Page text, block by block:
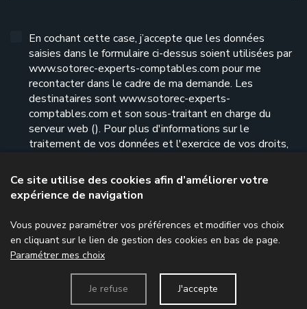
En cochant cette case, j’accepte que les données
saisies dans le formulaire ci-dessus soient utilisées par
www.sotorec-experts-comptables.com pour me
recontacter dans le cadre de ma demande. Les
destinataires sont www.sotorec-experts-
comptables.com et son sous-traitant en charge du
serveur web (). Pour plus d'informations sur le
traitement de vos données et l'exercice de vos droits,
Envoyer le formulaire
Ce site utilise des cookies afin d’améliorer votre
expérience de navigation
Vous pouvez paramétrer vos préférences et modifier vos choix
en cliquant sur le lien de gestion des cookies en bas de page.
Paramétrer mes choix
Je refuse J'accepte